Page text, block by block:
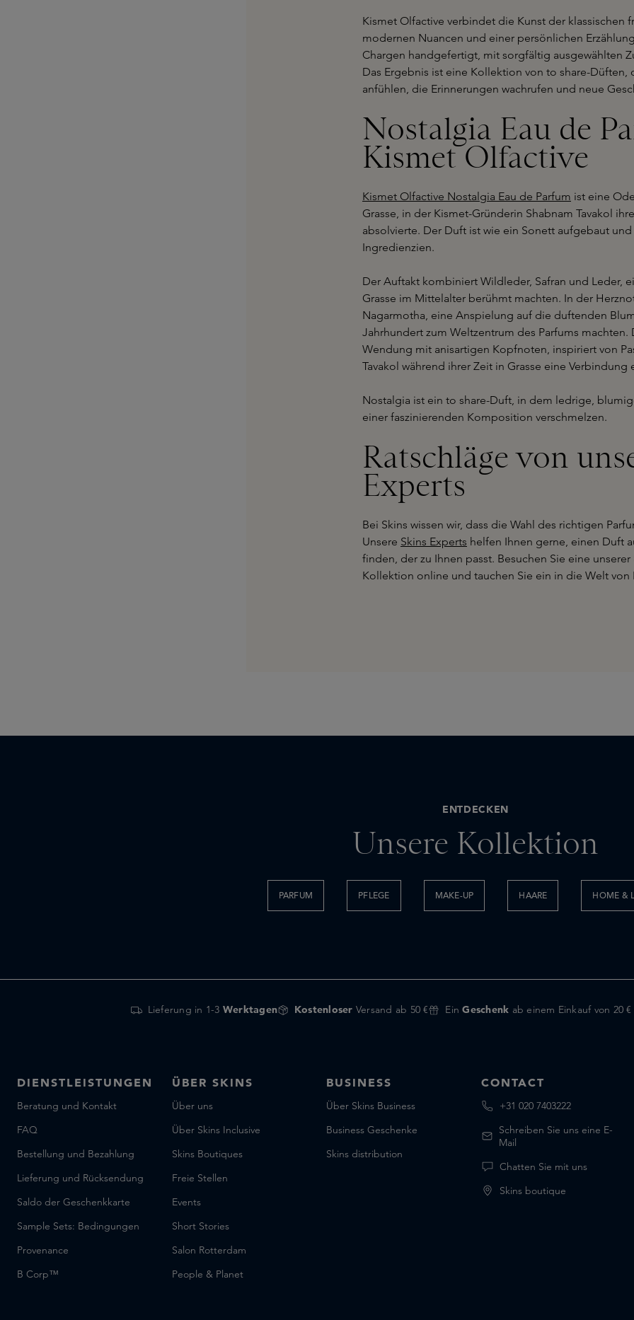
Kismet Olfactive verbindet die Kunst der klassischen
modernen Nuancen und einer persönlichen
Chargen handgefertigt, mit sorgfältig ausgewählten
Das Ergebnis ist eine Kollektion von to share-Düften,
anfühlen, die Erinnerungen wachrufen und neue
Nostalgia Eau de
Kismet Olfactive
Kismet Olfactive Nostalgia Eau de Parfum ist eine
Grasse, in der Kismet-Gründerin Shabnam Tavakol
absolvierte. Der Duft ist wie ein Sonett aufgebaut und
Ingredienzien.
Der Auftakt kombiniert Wildleder, Safran und Leder,
Grasse im Mittelalter berühmt machten. In der
Nagarmotha, eine Anspielung auf die duftenden
Jahrhundert zum Weltzentrum des Parfums machten.
Wendung mit anisartigen Kopfnoten, inspiriert von
Tavakol während ihrer Zeit in Grasse eine Verbindung
Nostalgia ist ein to share-Duft, in dem ledrige,
einer faszinierenden Komposition verschmelzen.
Ratschläge von
Experts
Bei Skins wissen wir, dass die Wahl des richtigen
Unsere Skins Experts helfen Ihnen gerne, einen Duft
finden, der zu Ihnen passt. Besuchen Sie eine
Kollektion online und tauchen Sie ein in die Welt von
ENTDECKEN
Unsere Kollektion
PARFUM PFLEGE MAKE-UP HAARE HOME &
Lieferung in 1-3 Werktagen Kostenloser Versand ab 50 € EinGeschenk ab einem Einkauf von 20 €
DIENSTLEISTUNGEN
Beratung und Kontakt
FAQ
Bestellung und Bezahlung
Lieferung und Rücksendung
Saldo der Geschenkkarte
Sample Sets: Bedingungen
Provenance
B Corp™
ÜBER SKINS
Über uns
Über Skins Inclusive
Skins Boutiques
Freie Stellen
Events
Short Stories
Salon Rotterdam
People & Planet
BUSINESS
Über Skins Business
Business Geschenke
Skins distribution
CONTACT
+31 020 7403222
Schreiben Sie uns eine E-
Mail
Chatten Sie mit uns
Skins boutique